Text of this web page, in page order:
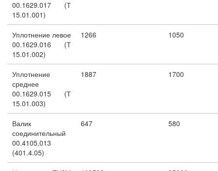
00.1629.017 (Т
15.01.001)
Уплотнение левое
00.1629.016 (Т
15.01.002)
1266 1050
Уплотнение
среднее
00.1629.015 (Т
15.01.003)
1887 1700
Валик
соединительный
00.4105.013
(401.4.05)
647 580